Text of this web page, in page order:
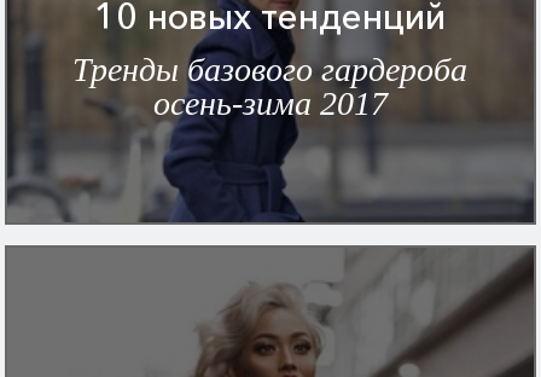
10 новых тенденций
Тренды базового гардероба
осень-зима 2017